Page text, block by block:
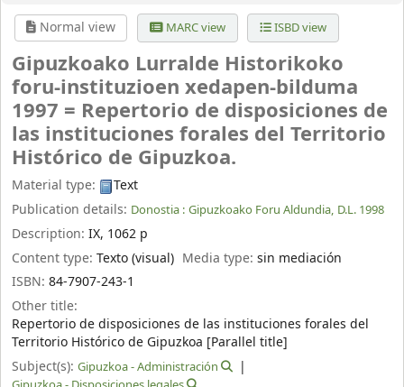
Normal view MARC view ISBD view
Gipuzkoako Lurralde Historikoko
foru-instituzioen xedapen-bilduma
1997 = Repertorio de disposiciones de
las instituciones forales del Territorio
Histórico de Gipuzkoa.
Material type:
Text
Publication details: Donostia : Gipuzkoako Foru Aldundia, D.L. 1998
Description: IX, 1062 p
Content type: Texto (visual) Media type:sin mediación
ISBN: 84-7907-243-1
Other title:
Repertorio de disposiciones de las instituciones forales del
Territorio Histórico de Gipuzkoa [Parallel title]
Subject(s): Gipuzkoa - Administración